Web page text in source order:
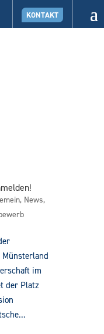
KONTAKT
, News,
im
der Platz